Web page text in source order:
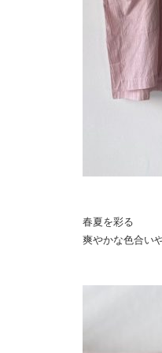
春夏を彩る
爽やかな色合い